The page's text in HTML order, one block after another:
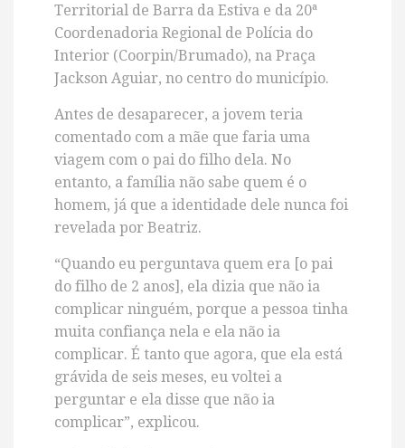
Territorial de Barra da Estiva e da 20ª
Coordenadoria Regional de Polícia do
Interior (Coorpin/Brumado), na Praça
Jackson Aguiar, no centro do município.
Antes de desaparecer, a jovem teria
comentado com a mãe que faria uma
viagem com o pai do filho dela. No
entanto, a família não sabe quem é o
homem, já que a identidade dele nunca foi
revelada por Beatriz.
“Quando eu perguntava quem era [o pai
do filho de 2 anos], ela dizia que não ia
complicar ninguém, porque a pessoa tinha
muita confiança nela e ela não ia
complicar. É tanto que agora, que ela está
grávida de seis meses, eu voltei a
perguntar e ela disse que não ia
complicar”, explicou.